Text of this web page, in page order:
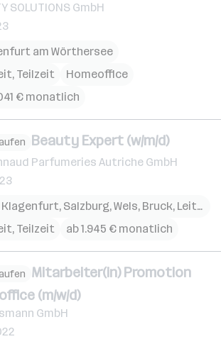
SOLUTIONS GmbH
am Wörthersee
Teilzeit
Homeoffice
€ monatlich
Beauty Expert (w/m/d)
Parfumeries Autriche GmbH
Klagenfurt, Salzburg,Wels, Bruck, Leitha
Teilzeit
ab 1.945 € monatlich
Mitarbeiter(in) Promotion
(m/w/d)
GmbH